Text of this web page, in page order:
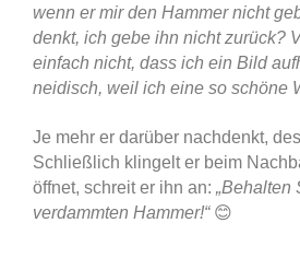
wenn er mir den Hammer nicht
denkt, ich gebe ihn nicht zurück?
einfach nicht, dass ich ein Bild
neidisch, weil ich eine so schöne
Je mehr er darüber nachdenkt,
Schließlich klingelt er beim
öffnet, schreit er ihn an: „Behalten
verdammten Hammer!“😊